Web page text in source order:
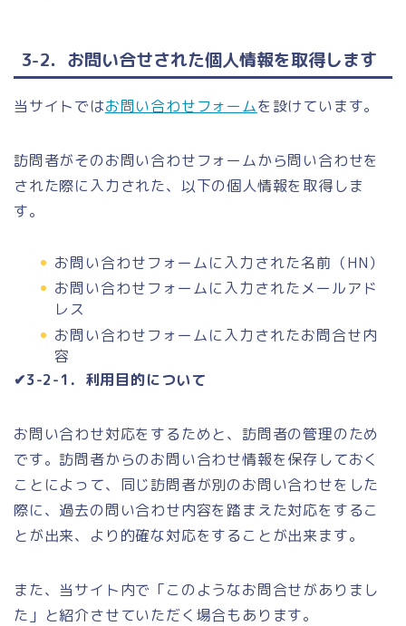
3-2．お問い合せされた個人情報を取得します
当サイトではお問い合わせフォームを設けています。
訪問者がそのお問い合わせフォームから問い合わせを
された際に入力された、以下の個人情報を取得しま
す。
お問い合わせフォームに入力された名前（HN）
お問い合わせフォームに入力されたメールアド
レス
お問い合わせフォームに入力されたお問合せ内
容
✔3-2-1．利用目的について
お問い合わせ対応をするためと、訪問者の管理のため
です。訪問者からのお問い合わせ情報を保存しておく
ことによって、同じ訪問者が別のお問い合わせをした
際に、過去の問い合わせ内容を踏まえた対応をするこ
とが出来、より的確な対応をすることが出来ます。
また、当サイト内で「このようなお問合せがありまし
た」と紹介させていただく場合もあります。